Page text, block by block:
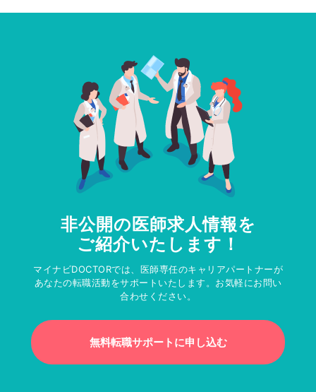
非公開の医師求人情報を
ご紹介いたします！
マイナビDOCTORでは、医師専任のキャリアパートナーが
あなたの転職活動をサポートいたします。お気軽にお問い
合わせください。
無料転職サポートに申し込む